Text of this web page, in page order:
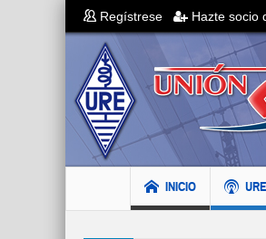
Regístrese Hazte socio
INICIO URE